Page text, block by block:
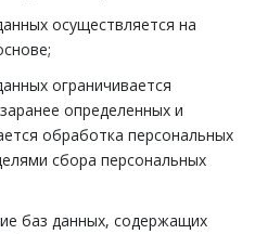
осуществляется на
ограничивается
определенных и
обработка персональных
сбора персональных
баз данных, содержащих